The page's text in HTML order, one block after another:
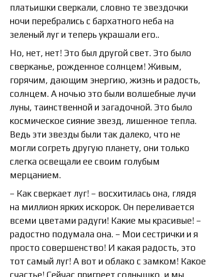
платьишки сверкали, словно те звездочки
ночи перебрались с бархатного неба на
зеленый луг и теперь украшали его..
Но, нет, нет! Это был другой свет. Это было
сверканье, рожденное солнцем! Живым,
горячим, дающим энергию, жизнь и радость,
солнцем. А ночью это были волшебные лучи
луны, таинственной и загадочной. Это было
космическое сияние звезд, лишенное тепла.
Ведь эти звезды были так далеко, что не
могли согреть другую планету, они только
слегка освещали ее своим голубым
мерцанием.
– Как сверкает луг! – восхитилась она, глядя
на миллион ярких искорок. Он переливается
всеми цветами радуги! Какие мы красивые! –
радостно подумала она. – Мои сестрички и я
просто совершенство! И какая радость, это
тот самый луг! А вот и облако с замком! Какое
счастье! Сейчас пригреет солнышко, и мы